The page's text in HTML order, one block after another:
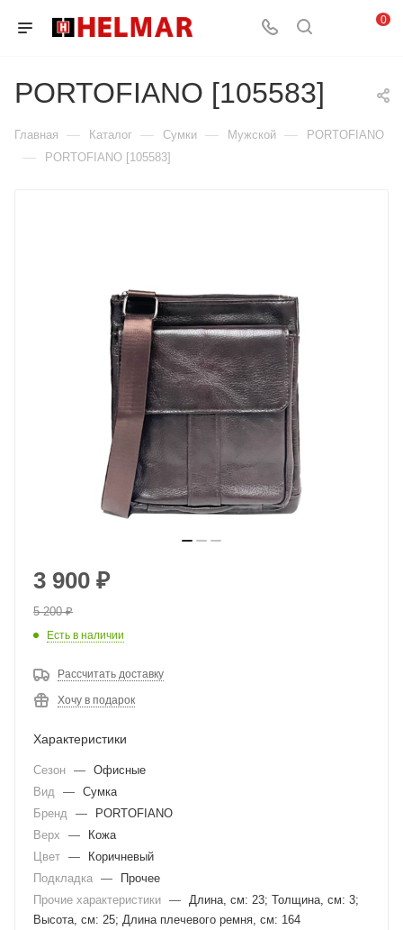
0
PORTOFIANO [105583]
Главная — Каталог — Сумки — Мужской — PORTOFIANO
— PORTOFIANO [105583]
3 900 ₽
5 200₽
Есть в наличии
Рассчитать доставку
Хочу в подарок
Характеристики
Сезон — Офисные
Вид
— Сумка
Бренд
—
PORTOFIANO
Верх
—
Кожа
Цвет —
Коричневый
Подкладка —
Прочее
Прочие характеристики —
Длина, см: 23; Толщина, см: 3;
Высота, см: 25; Длина плечевого ремня, см: 164